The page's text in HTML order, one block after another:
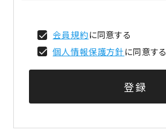
会員規約に同意する
個人情報保護方針 に同意する
登録